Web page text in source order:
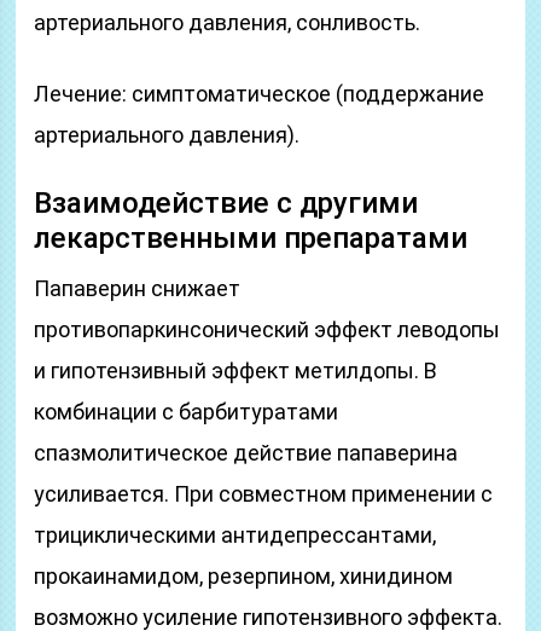
артериального давления, сонливость.
Лечение: симптоматическое (поддержание
артериального давления).
Взаимодействие с другими
лекарственными препаратами
Папаверин снижает
противопаркинсонический эффект леводопы
и гипотензивный эффект метилдопы. В
комбинации с барбитуратами
спазмолитическое действие папаверина
усиливается. При совместном применении с
трициклическими антидепрессантами,
прокаинамидом, резерпином, хинидином
возможно усиление гипотензивного эффекта.